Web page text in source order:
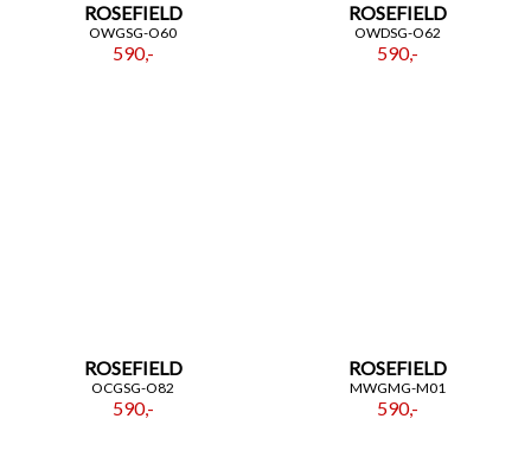
ROSEFIELD
OWGSG-O60
590,-
ROSEFIELD
OWDSG-O62
590,-
ROSEFIELD
OCGSG-O82
590,-
ROSEFIELD
MWGMG-M01
590,-